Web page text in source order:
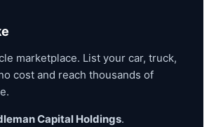
marketplace. List your car, truck,
cost and reach thousands of
Capital Holdings.